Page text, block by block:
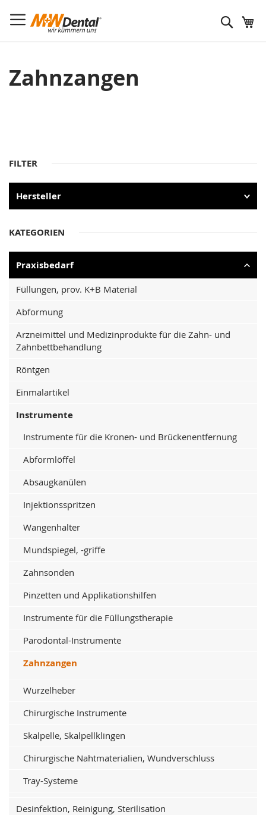
Suche
Zahnzangen
FILTER
Hersteller
KATEGORIEN
Praxisbedarf
Füllungen, prov. K+B Material
Abformung
Arzneimittel und Medizinprodukte für die Zahn- und
Zahnbettbehandlung
Röntgen
Einmalartikel
Instrumente
Instrumente für die Kronen- und Brückenentfernung
Abformlöffel
Absaugkanülen
Injektionsspritzen
Wangenhalter
Mundspiegel, -griffe
Zahnsonden
Pinzetten und Applikationshilfen
Instrumente für die Füllungstherapie
Parodontal-Instrumente
Zahnzangen
Wurzelheber
Chirurgische Instrumente
Skalpelle, Skalpellklingen
Chirurgische Nahtmaterialien, Wundverschluss
Tray-Systeme
Desinfektion, Reinigung, Sterilisation